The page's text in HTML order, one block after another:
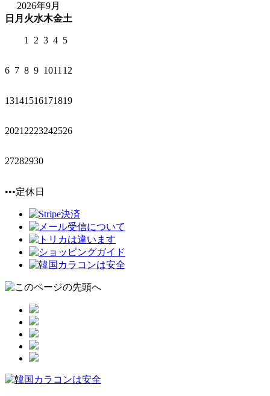
2026年9月
日 月 火水木金土
1 2 3 4 5
6 7 8 9 1011 12
13141516171819
2021 2223242526
27282930
•••定休日